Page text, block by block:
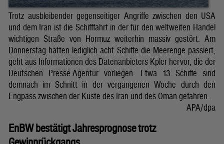
Trotz ausbleibender gegenseitiger Angriffe zwischen den USA
und dem Iran ist die Schifffahrt in der für den weltweiten Handel
wichtigen Straße von Hormuz weiterhin massiv gestört. Am
Donnerstag hätten lediglich acht Schiffe die Meerenge passiert,
geht aus Informationen des Datenanbieters Kpler hervor, die der
Deutschen Presse-Agentur vorliegen. Etwa 13 Schiffe sind
demnach im Schnitt in der vergangenen Woche durch den
Engpass zwischen der Küste des Iran und des Oman gefahren.
APA/dpa
EnBW bestätigt Jahresprognose trotz